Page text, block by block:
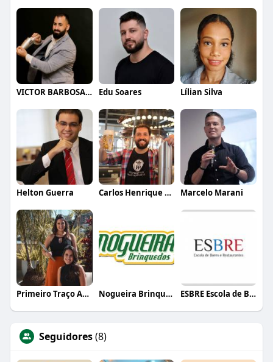
VICTOR BARBOSA QUARANTA Edu Soares Lílian Silva
Helton Guerra Carlos Henrique de Faria Vasconcelos Marcelo Marani
Primeiro Traço Arquitetura Nogueira Brinquedos ESBRE Escola de Bares e Restaurantes
Seguidores(8)